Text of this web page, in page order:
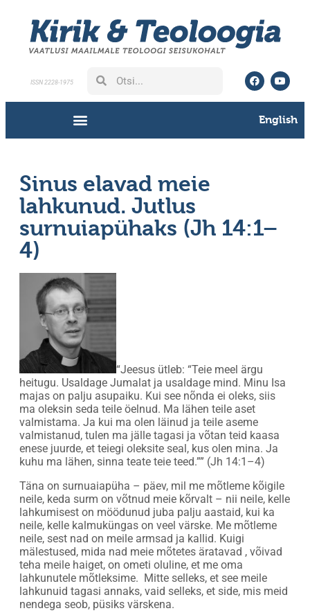
ISSN 2228-1975
English
Sinus elavad meie
lahkunud. Jutlus
surnuiapühaks (Jh 14:1–
4)
“Jeesus ütleb: “Teie meel ärgu
heitugu. Usaldage Jumalat ja usaldage mind. Minu Isa
majas on palju asupaiku. Kui see nõnda ei oleks, siis
ma oleksin seda teile öelnud. Ma lähen teile aset
valmistama. Ja kui ma olen läinud ja teile aseme
valmistanud, tulen ma jälle tagasi ja võtan teid kaasa
enese juurde, et teiegi oleksite seal, kus olen mina. Ja
kuhu ma lähen, sinna teate teie teed.”” (Jh 14:1–4)
Täna on surnuaiapüha – päev, mil me mõtleme kõigile
neile, keda surm on võtnud meie kõrvalt – nii neile, kelle
lahkumisest on möödunud juba palju aastaid, kui ka
neile, kelle kalmuküngas on veel värske. Me mõtleme
neile, sest nad on meile armsad ja kallid. Kuigi
mälestused, mida nad meie mõtetes äratavad , võivad
teha meile haiget, on ometi oluline, et me oma
lahkunutele mõtleksime. Mitte selleks, et see meile
lahkunuid tagasi annaks, vaid selleks, et side, mis meid
nendega seob, püsiks värskena.